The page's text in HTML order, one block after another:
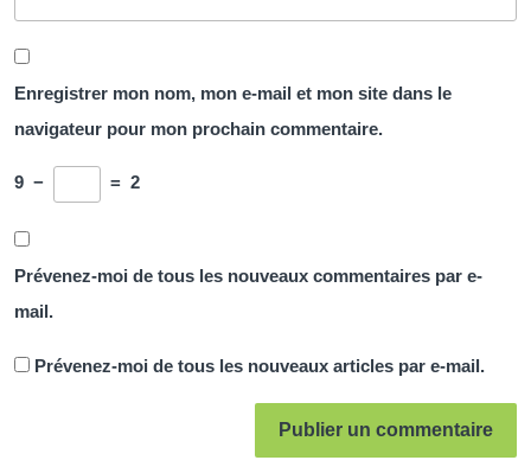
Enregistrer mon nom, mon e-mail et mon site dans le
navigateur pour mon prochain commentaire.
9 − = 2
Prévenez-moi de tous les nouveaux commentaires par e-
mail.
Prévenez-moi de tous les nouveaux articles par e-mail.